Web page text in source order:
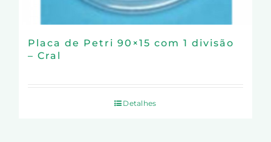
Placa de Petri 90×15 com 1 divisão
– Cral
Detalhes